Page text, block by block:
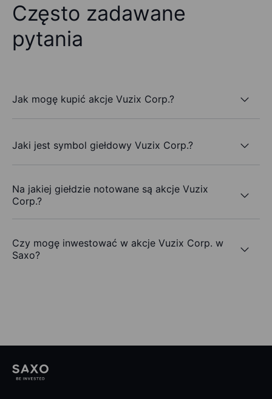
Często zadawane
pytania
Jak mogę kupić akcje Vuzix Corp.?
Jaki jest symbol giełdowy Vuzix Corp.?
Na jakiej giełdzie notowane są akcje Vuzix
Corp.?
Czy mogę inwestować w akcje Vuzix Corp. w
Saxo?